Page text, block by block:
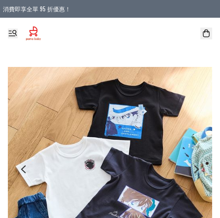
消費即享全單 95 折優惠！
購物滿 HKD 900.00即享免運費優惠！（適用於 本地送貨、本地取貨 )